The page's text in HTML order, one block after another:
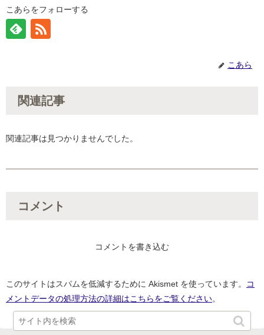
こあらをフォローする
こあら
関連記事
関連記事は見つかりませんでした。
コメント
コメントを書き込む
このサイトはスパムを低減するために Akismet を使っています。
コ
メントデータの処理方法の詳細はこちらをご覧ください。